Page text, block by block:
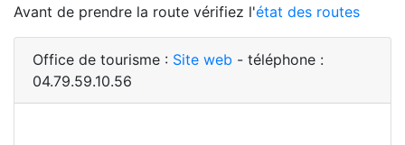
Avant de prendre la route vérifiez l'état des routes
Office de tourisme : Site web - téléphone :
04.79.59.10.56